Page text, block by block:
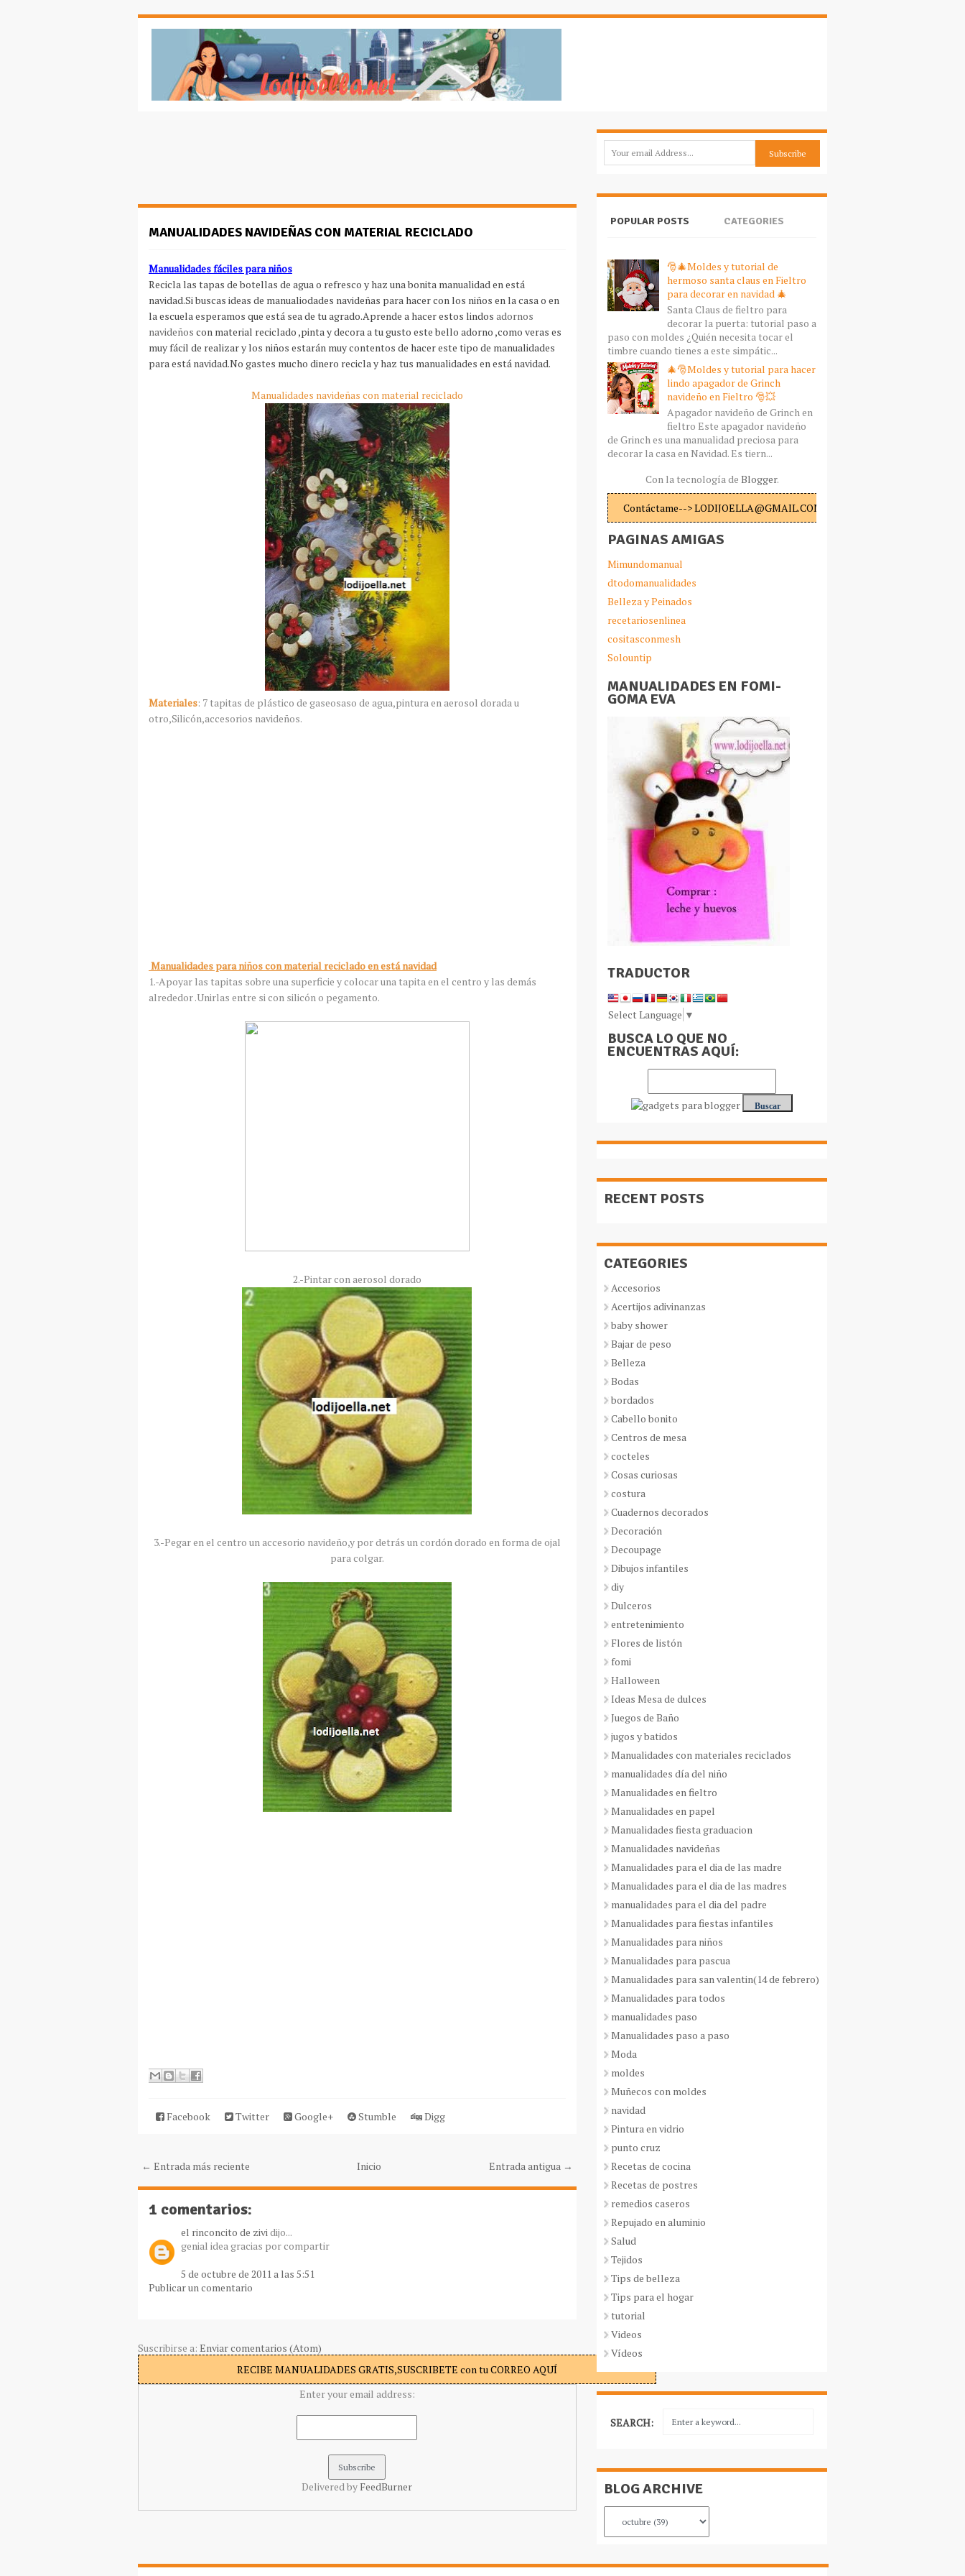
MANUALIDADES NAVIDEÑAS CON MATERIAL RECICLADO
Manualidades fáciles para niños
Recicla las tapas de botellas de agua o refresco y haz una bonita manualidad en está
navidad.Si buscas ideas de manualiodades navideñas para hacer con los niños en la casa o en
la escuela esperamos que está sea de tu agrado.Aprende a hacer estos lindos adornos
navideños con material reciclado ,pinta y decora a tu gusto este bello adorno ,como veras es
muy fácil de realizar y los niños estarán muy contentos de hacer este tipo de manualidades
para está navidad.No gastes mucho dinero recicla y haz tus manualidades en está navidad.
Manualidades navideñas con material reciclado
Materiales: 7 tapitas de plástico de gaseosaso de agua,pintura en aerosol dorada u
otro,Silicón,accesorios navideños.
Manualidades para niños con material reciclado en está navidad
1.-Apoyar las tapitas sobre una superficie y colocar una tapita en el centro y las demás
alrededor .Unirlas entre si con silicón o pegamento.
2.-Pintar con aerosol dorado
3.-Pegar en el centro un accesorio navideño,y por detrás un cordón dorado en forma de ojal
para colgar.
Facebook Twitter Google+ Stumble Digg
← Entrada más reciente Entrada antigua →
Inicio
1 comentarios:
el rinconcito de zividijo...
genial idea gracias por compartir
5 de octubre de 2011 a las 5:51
Publicar un comentario
Suscribirse a: Enviar comentarios (Atom)
RECIBE MANUALIDADES GRATIS,SUSCRIBETE con tu CORREO AQUÍ
Enter your email address:
Delivered by FeedBurner
POPULAR POSTS CATEGORIES
🎅🎄Moldes y tutorial de
hermoso santa claus en Fieltro
para decorar en navidad 🎄
Santa Claus de fieltro para
decorar la puerta: tutorial paso a
paso con moldes ¿Quién necesita tocar el
timbre cuando tienes a este simpátic...
🎄🎅Moldes y tutorial para hacer
lindo apagador de Grinch
navideño en Fieltro 🎅💥
Apagador navideño de Grinch en
fieltro Este apagador navideño
de Grinch es una manualidad preciosa para
decorar la casa en Navidad. Es tiern...
Con la tecnología de Blogger.
Contáctame--> LODIJOELLA@GMAIL.COM
PAGINAS AMIGAS
Mimundomanual
dtodomanualidades
Belleza y Peinados
recetariosenlinea
cositasconmesh
Solountip
MANUALIDADES EN FOMI-
GOMA EVA
TRADUCTOR
Select Language ▼
BUSCA LO QUE NO
ENCUENTRAS AQUÍ:
RECENT POSTS
CATEGORIES
Accesorios
Acertijos adivinanzas
baby shower
Bajar de peso
Belleza
Bodas
bordados
Cabello bonito
Centros de mesa
cocteles
Cosas curiosas
costura
Cuadernos decorados
Decoración
Decoupage
Dibujos infantiles
diy
Dulceros
entretenimiento
Flores de listón
fomi
Halloween
Ideas Mesa de dulces
Juegos de Baño
jugos y batidos
Manualidades con materiales reciclados
manualidades día del niño
Manualidades en fieltro
Manualidades en papel
Manualidades fiesta graduacion
Manualidades navideñas
Manualidades para el dia de las madre
Manualidades para el dia de las madres
manualidades para el dia del padre
Manualidades para fiestas infantiles
Manualidades para niños
Manualidades para pascua
Manualidades para san valentin(14 de febrero)
Manualidades para todos
manualidades paso
Manualidades paso a paso
Moda
moldes
Muñecos con moldes
navidad
Pintura en vidrio
punto cruz
Recetas de cocina
Recetas de postres
remedios caseros
Repujado en aluminio
Salud
Tejidos
Tips de belleza
Tips para el hogar
tutorial
Videos
Vídeos
SEARCH:
BLOG ARCHIVE